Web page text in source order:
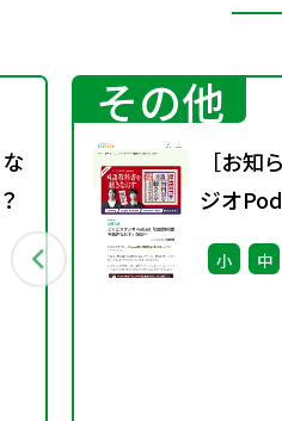
その他
［お知
ジオ
書を聴
小 中